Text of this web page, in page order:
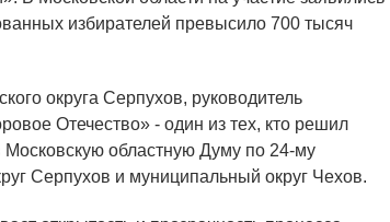
избирателей превысило 700 тысяч
округа Серпухов, руководитель
Отечество» - один из тех, кто решил
Московскую областную Думу по 24-му
Серпухов и муниципальный округ Чехов.